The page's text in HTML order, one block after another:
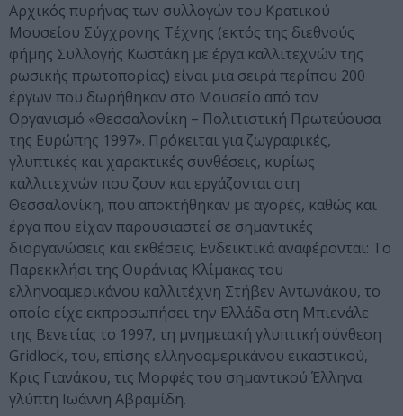
Αρχικός πυρήνας των συλλογών του Κρατικού
Μουσείου Σύγχρονης Τέχνης (εκτός της διεθνούς
φήμης Συλλογής Κωστάκη με έργα καλλιτεχνών της
ρωσικής πρωτοπορίας) είναι μια σειρά περίπου 200
έργων που δωρήθηκαν στο Μουσείο από τον
Οργανισμό «Θεσσαλονίκη – Πολιτιστική Πρωτεύουσα
της Ευρώπης 1997». Πρόκειται για ζωγραφικές,
γλυπτικές και χαρακτικές συνθέσεις, κυρίως
καλλιτεχνών που ζουν και εργάζονται στη
Θεσσαλονίκη, που αποκτήθηκαν με αγορές, καθώς και
έργα που είχαν παρουσιαστεί σε σημαντικές
διοργανώσεις και εκθέσεις. Ενδεικτικά αναφέρονται: Το
Παρεκκλήσι της Ουράνιας Κλίμακας του
ελληνοαμερικάνου καλλιτέχνη Στήβεν Αντωνάκου, το
οποίο είχε εκπροσωπήσει την Ελλάδα στη Μπιενάλε
της Βενετίας το 1997, τη μνημειακή γλυπτική σύνθεση
Gridlock, του, επίσης ελληνοαμερικάνου εικαστικού,
Κρις Γιανάκου, τις Μορφές του σημαντικού Έλληνα
γλύπτη Ιωάννη Αβραμίδη.